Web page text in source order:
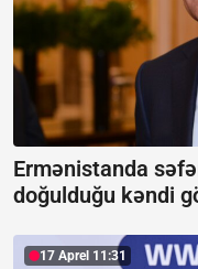
Ermənistanda
doğulduğu kəndi
17 Aprel 11:31